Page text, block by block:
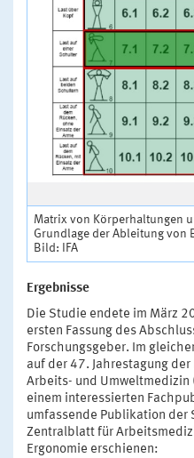
Matrix von Körperhaltungen
Grundlage der Ableitung von
Bild: IFA
Ergebnisse
Die Studie endete im März
ersten Fassung des
Forschungsgeber. Im
auf der 47. Jahrestagung
Arbeits- und Umweltmedizin
einem interessierten
umfassende Publikation der
Zentralblatt für
Ergonomie erschienen: